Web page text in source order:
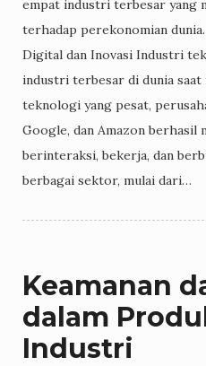
empat industri terbesar yang
terhadap perekonomian
Digital dan Inovasi Industri
industri terbesar di dunia saat
teknologi yang pesat,
Google, dan Amazon berhasil
berinteraksi, bekerja, dan
berbagai sektor, mulai dari…
Keamanan
dalam
Industri